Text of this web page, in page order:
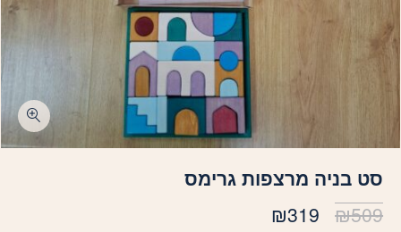
סט בניה מרצפות גרימס
₪509
המחיר
₪319 המחיר